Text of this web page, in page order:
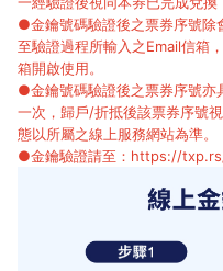
●金鑰號碼驗證後之票券序號除
至驗證過程所輸入之Email信箱
箱開啟使用。
●金鑰號碼驗證後之票券序號亦
一次，歸戶/折抵後該票券序號
態以所屬之線上服務網站為準。
●金鑰驗證請至： https://